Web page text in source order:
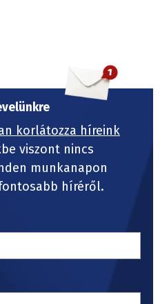
korlátozza híreink
viszont nincs
munkanapon
híréről.